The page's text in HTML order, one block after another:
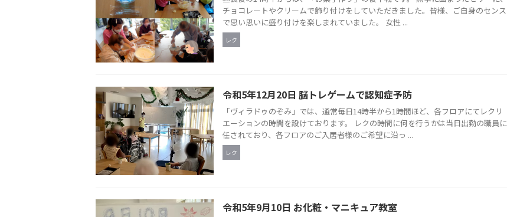
チョコレートやクリームで飾り付けをしていただきました。皆様、ご自身のセンス
で思い思いに盛り付けを楽しまれていました。 女性 ...
レク
令和5年12月20日 脳トレゲームで認知症予防
「ヴィラドゥのぞみ」では、通常毎日14時半から1時間ほど、各フロアにてレクリ
エーションの時間を設けております。 レクの時間に何を行うかは当日出勤の職員に
任されており、各フロアのご入居者様のご希望に沿っ ...
レク
令和5年9月10日 お化粧・マニキュア教室